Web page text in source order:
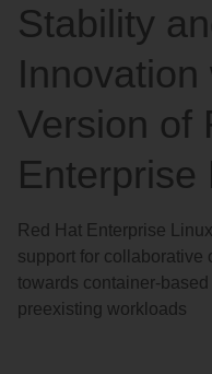
Stability
Version of
Enterprise
Red Hat Enterprise
support for collaborative
towards container-
preexisting workloads